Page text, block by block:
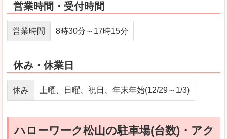
営業時間・受付時間
営業時間 8時30分～17時15分
休み・休業日
休み 土曜、日曜、祝日、年末年始(12/29～1/3)
ハローワーク松山の駐車場(台数)・アク